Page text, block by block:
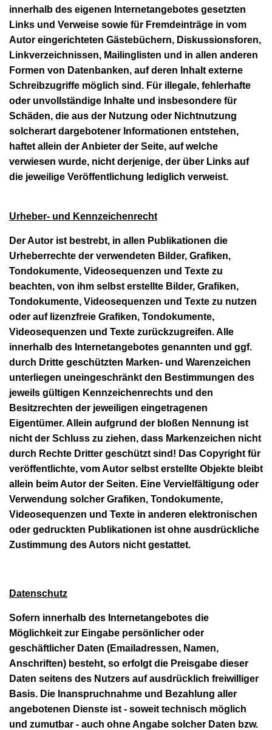
innerhalb des eigenen Internetangebotes gesetzten
Links und Verweise sowie für Fremdeinträge in vom
Autor eingerichteten Gästebüchern, Diskussionsforen,
Linkverzeichnissen, Mailinglisten und in allen anderen
Formen von Datenbanken, auf deren Inhalt externe
Schreibzugriffe möglich sind. Für illegale, fehlerhafte
oder unvollständige Inhalte und insbesondere für
Schäden, die aus der Nutzung oder Nichtnutzung
solcherart dargebotener Informationen entstehen,
haftet allein der Anbieter der Seite, auf welche
verwiesen wurde, nicht derjenige, der über Links auf
die jeweilige Veröffentlichung lediglich verweist.
Urheber- und Kennzeichenrecht
Der Autor ist bestrebt, in allen Publikationen die
Urheberrechte der verwendeten Bilder, Grafiken,
Tondokumente, Videosequenzen und Texte zu
beachten, von ihm selbst erstellte Bilder, Grafiken,
Tondokumente, Videosequenzen und Texte zu nutzen
oder auf lizenzfreie Grafiken, Tondokumente,
Videosequenzen und Texte zurückzugreifen. Alle
innerhalb des Internetangebotes genannten und ggf.
durch Dritte geschützten Marken- und Warenzeichen
unterliegen uneingeschränkt den Bestimmungen des
jeweils gültigen Kennzeichenrechts und den
Besitzrechten der jeweiligen eingetragenen
Eigentümer. Allein aufgrund der bloßen Nennung ist
nicht der Schluss zu ziehen, dass Markenzeichen nicht
durch Rechte Dritter geschützt sind! Das Copyright für
veröffentlichte, vom Autor selbst erstellte Objekte bleibt
allein beim Autor der Seiten. Eine Vervielfältigung oder
Verwendung solcher Grafiken, Tondokumente,
Videosequenzen und Texte in anderen elektronischen
oder gedruckten Publikationen ist ohne ausdrückliche
Zustimmung des Autors nicht gestattet.
Datenschutz
Sofern innerhalb des Internetangebotes die
Möglichkeit zur Eingabe persönlicher oder
geschäftlicher Daten (Emailadressen, Namen,
Anschriften) besteht, so erfolgt die Preisgabe dieser
Daten seitens des Nutzers auf ausdrücklich freiwilliger
Basis. Die Inanspruchnahme und Bezahlung aller
angebotenen Dienste ist - soweit technisch möglich
und zumutbar - auch ohne Angabe solcher Daten bzw.